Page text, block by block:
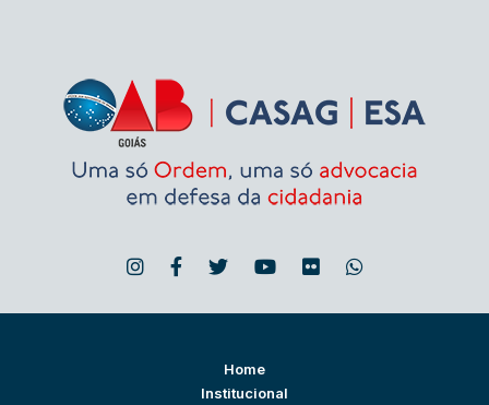
Home
Institucional